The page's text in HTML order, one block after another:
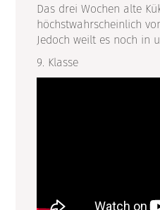
Das drei Wochen alte
höchstwahrscheinlich
Jedoch weilt es noch in
9. Klasse